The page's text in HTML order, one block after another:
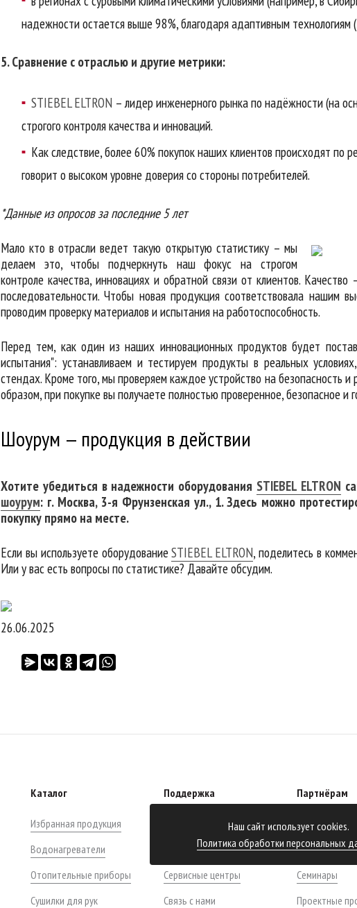
надежности остается выше 98%, благодаря адаптивным технологиям
5. Сравнение с отраслью и другие метрики:
STIEBEL ELTRON – лидер инженерного рынка по надёжности (на
строгого контроля качества и инноваций.
Как следствие, более 60% покупок наших клиентов происходят по
говорит о высоком уровне доверия со стороны потребителей.
*Данные из опросов за последние 5 лет
Мало кто в отрасли ведет такую открытую статистику – мы
делаем это, чтобы подчеркнуть наш фокус на строгом
контроле качества, инновациях и обратной связи от клиентов.
последовательности. Чтобы новая продукция соответствовала нашим
проводим проверку материалов и испытания на работоспособность.
Перед тем, как один из наших инновационных продуктов будет
испытания": устанавливаем и тестируем продукты в реальных
стендах. Кроме того, мы проверяем каждое устройство на безопасность и
образом, при покупке вы получаете полностью проверенное, безопасное и
Шоурум — продукция в действии
Хотите убедиться в надежности оборудования STIEBEL ELTRON
шоурум: г. Москва, 3-я Фрунзенская ул., 1. Здесь можно
покупку прямо на месте.
Если вы используете оборудованиеSTIEBEL ELTRON, поделитесь в
Или у вас есть вопросы по статистике? Давайте обсудим.
26.06.2025
Каталог
Избранная продукция
Водонагреватели
Отопительные приборы
Сушилки для рук
Поддержка
Поиск руководства
Гарантия
Сервисные центры
Связь с нами
Партнёрам
Информация
Материалы
Семинары
Проектные
Наш сайт использует cookies.
Политика обработки персональных